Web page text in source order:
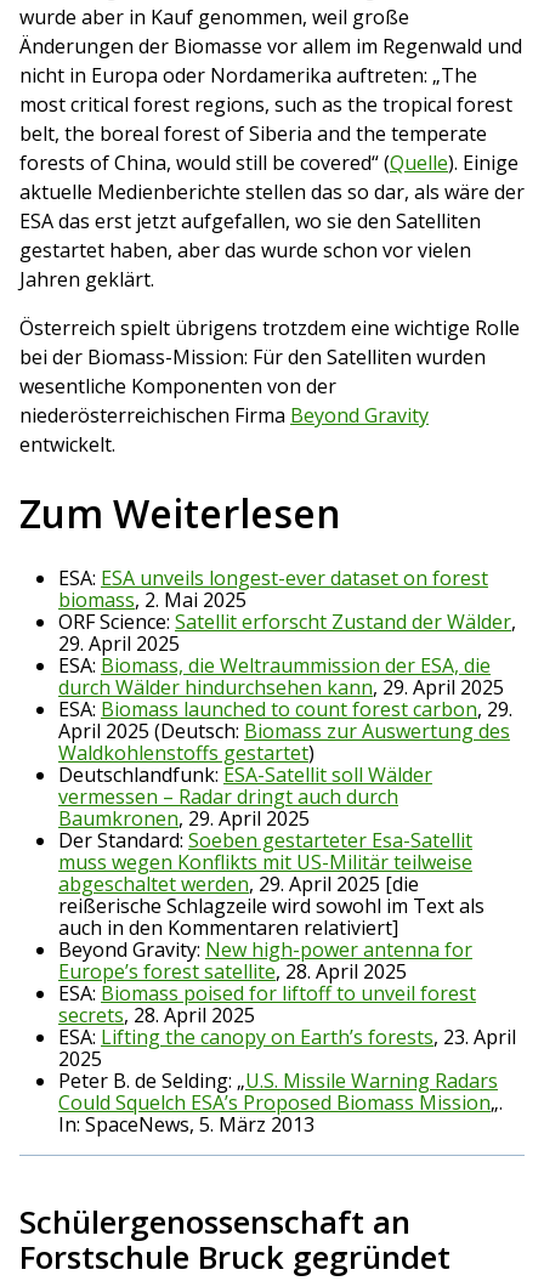
wurde aber in Kauf genommen, weil große
Änderungen der Biomasse vor allem im Regenwald und
nicht in Europa oder Nordamerika auftreten: „The
most critical forest regions, such as the tropical forest
belt, the boreal forest of Siberia and the temperate
forests of China, would still be covered“ (Quelle). Einige
aktuelle Medienberichte stellen das so dar, als wäre der
ESA das erst jetzt aufgefallen, wo sie den Satelliten
gestartet haben, aber das wurde schon vor vielen
Jahren geklärt.
Österreich spielt übrigens trotzdem eine wichtige Rolle
bei der Biomass-Mission: Für den Satelliten wurden
wesentliche Komponenten von der
niederösterreichischen Firma Beyond Gravity
entwickelt.
Zum Weiterlesen
ESA: ESA unveils longest-ever dataset on forest
biomass, 2. Mai 2025
ORF Science: Satellit erforscht Zustand der Wälder,
29. April 2025
ESA: Biomass, die Weltraummission der ESA, die
durch Wälder hindurchsehen kann, 29. April 2025
ESA: Biomass launched to count forest carbon, 29.
April 2025 (Deutsch: Biomass zur Auswertung des
Waldkohlenstoffs gestartet)
Deutschlandfunk: ESA-Satellit soll Wälder
vermessen – Radar dringt auch durch
Baumkronen, 29. April 2025
Der Standard: Soeben gestarteter Esa-Satellit
muss wegen Konflikts mit US-Militär teilweise
abgeschaltet werden, 29. April 2025 [die
reißerische Schlagzeile wird sowohl im Text als
auch in den Kommentaren relativiert]
Beyond Gravity: New high-power antenna for
Europe’s forest satellite, 28. April 2025
ESA: Biomass poised for liftoff to unveil forest
secrets, 28. April 2025
ESA: Lifting the canopy on Earth’s forests, 23. April
2025
Peter B. de Selding: „U.S. Missile Warning Radars
Could Squelch ESA’s Proposed Biomass Mission„.
In: SpaceNews, 5. März 2013
Schülergenossenschaft an
Forstschule Bruck gegründet